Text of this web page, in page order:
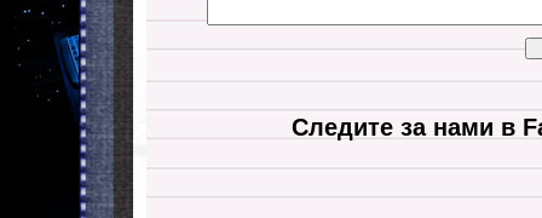
Следите за нами в